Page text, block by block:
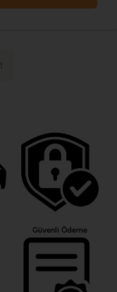
Güvenli Ödeme